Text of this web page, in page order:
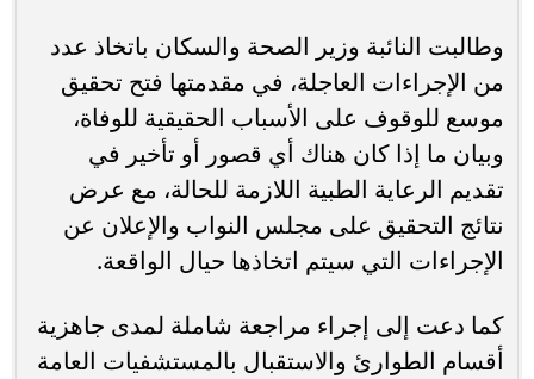
وطالبت النائبة وزير الصحة والسكان باتخاذ عدد
من الإجراءات العاجلة، في مقدمتها فتح تحقيق
موسع للوقوف على الأسباب الحقيقية للوفاة،
وبيان ما إذا كان هناك أي قصور أو تأخير في
تقديم الرعاية الطبية اللازمة للحالة، مع عرض
نتائج التحقيق على مجلس النواب والإعلان عن
الإجراءات التي سيتم اتخاذها حيال الواقعة.
كما دعت إلى إجراء مراجعة شاملة لمدى جاهزية
أقسام الطوارئ والاستقبال بالمستشفيات العامة